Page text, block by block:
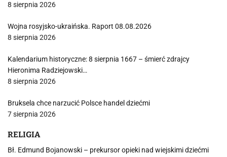
8 sierpnia 2026
Wojna rosyjsko-ukraińska. Raport 08.08.2026
8 sierpnia 2026
Kalendarium historyczne: 8 sierpnia 1667 – śmierć zdrajcy
Hieronima Radziejowski…
8 sierpnia 2026
Bruksela chce narzucić Polsce handel dziećmi
7 sierpnia 2026
RELIGIA
Bł. Edmund Bojanowski – prekursor opieki nad wiejskimi dziećmi